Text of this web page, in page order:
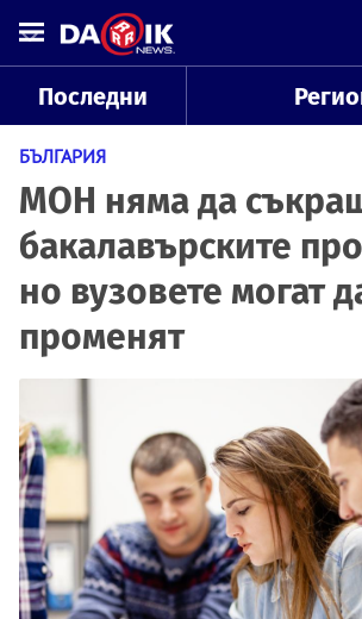
Последни
БЪЛГАРИЯ
МОН няма да
бакалавърските
но вузовете могат
променят